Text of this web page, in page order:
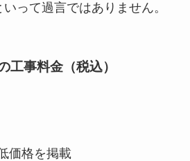
って過言ではありません。
工事料金（税込）
価格を掲載